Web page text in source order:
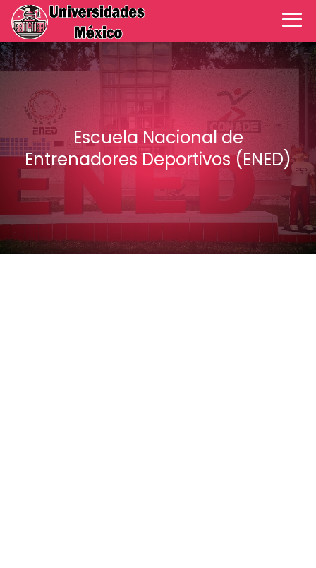
Escuela Nacional de
Entrenadores Deportivos (ENED)